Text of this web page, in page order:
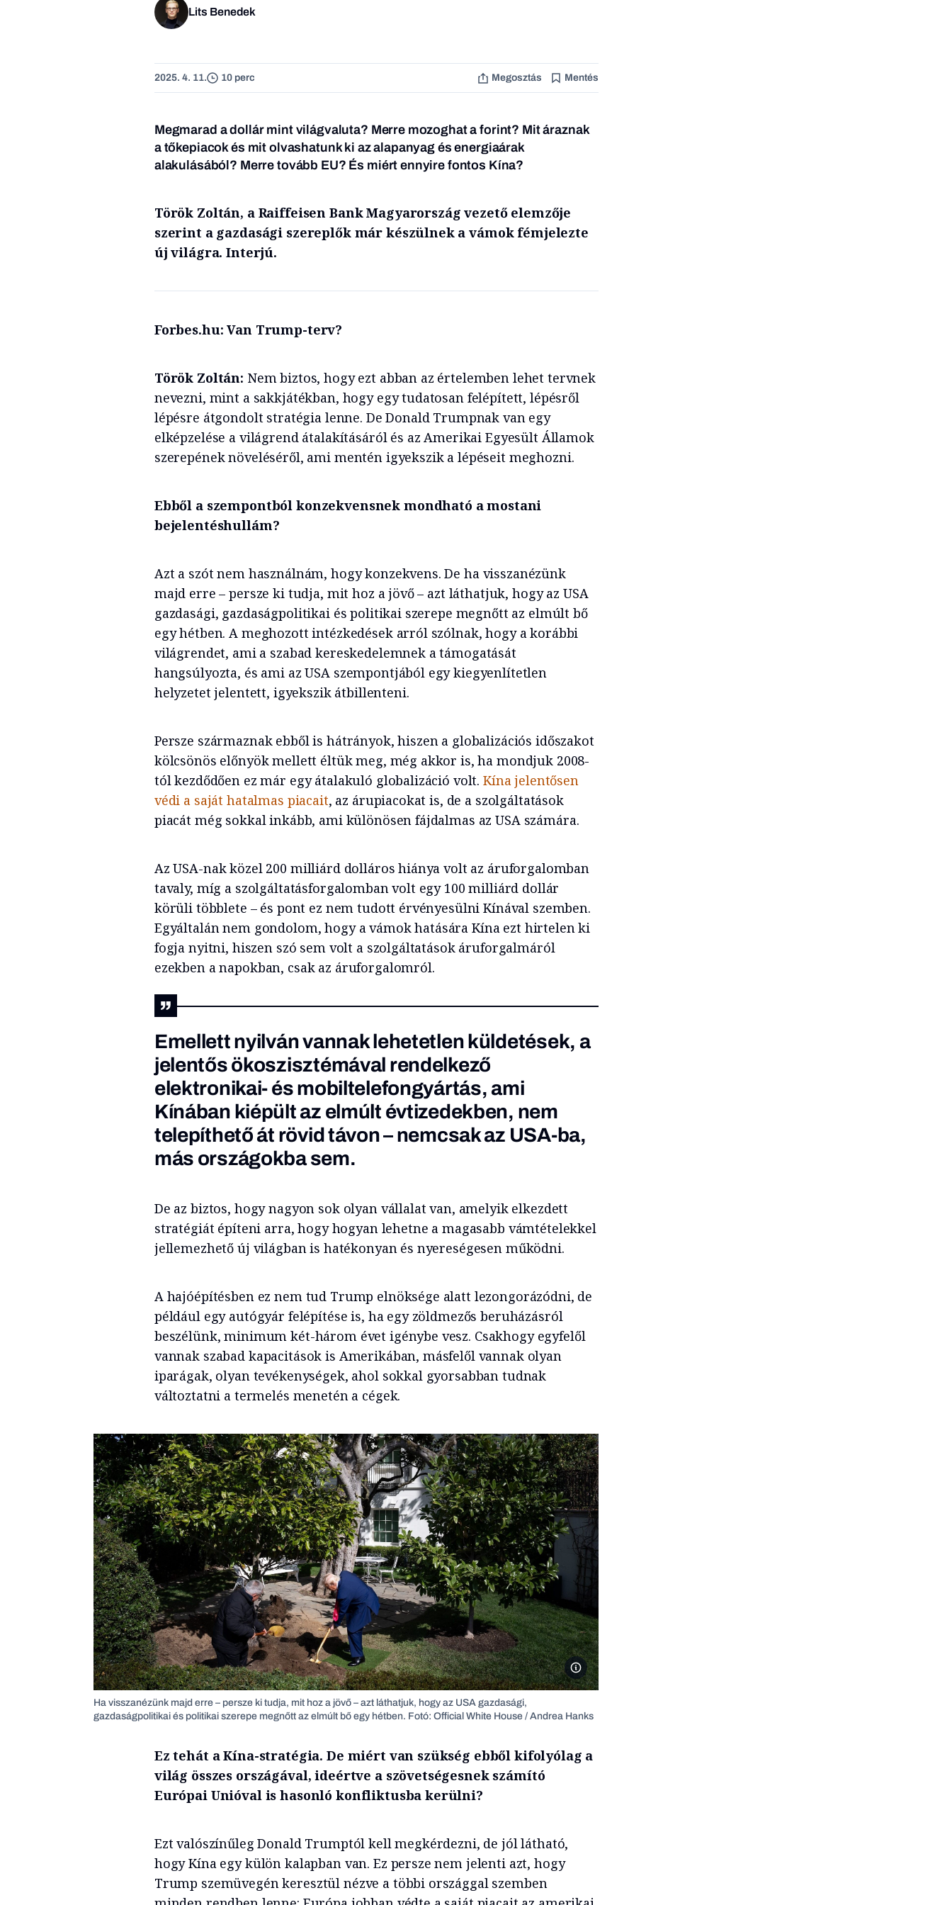
Lits Benedek
2025. 4. 11. 10 perc Megosztás Mentés
Megmarad a dollár mint világvaluta? Merre mozoghat a forint? Mit áraznak
a tőkepiacok és mit olvashatunk ki az alapanyag és energiaárak
alakulásából? Merre tovább EU? És miért ennyire fontos Kína?
Török Zoltán, a Raiffeisen Bank Magyarország vezető elemzője
szerint a gazdasági szereplők már készülnek a vámok fémjelezte
új világra. Interjú.
Forbes.hu: Van Trump-terv?
Török Zoltán: Nem biztos, hogy ezt abban az értelemben lehet tervnek
nevezni, mint a sakkjátékban, hogy egy tudatosan felépített, lépésről
lépésre átgondolt stratégia lenne. De Donald Trumpnak van egy
elképzelése a világrend átalakításáról és az Amerikai Egyesült Államok
szerepének növeléséről, ami mentén igyekszik a lépéseit meghozni.
Ebből a szempontból konzekvensnek mondható a mostani
bejelentéshullám?
Azt a szót nem használnám, hogy konzekvens. De ha visszanézünk
majd erre – persze ki tudja, mit hoz a jövő – azt láthatjuk, hogy az USA
gazdasági, gazdaságpolitikai és politikai szerepe megnőtt az elmúlt bő
egy hétben. A meghozott intézkedések arról szólnak, hogy a korábbi
világrendet, ami a szabad kereskedelemnek a támogatását
hangsúlyozta, és ami az USA szempontjából egy kiegyenlítetlen
helyzetet jelentett, igyekszik átbillenteni.
Persze származnak ebből is hátrányok, hiszen a globalizációs időszakot
kölcsönös előnyök mellett éltük meg, még akkor is, ha mondjuk 2008-
tól kezdődően ez már egy átalakuló globalizáció volt.Kína jelentősen
védi a saját hatalmas piacait, az árupiacokat is, de a szolgáltatások
piacát még sokkal inkább, ami különösen fájdalmas az USA számára.
Az USA-nak közel 200 milliárd dolláros hiánya volt az áruforgalomban
tavaly, míg a szolgáltatásforgalomban volt egy 100 milliárd dollár
körüli többlete – és pont ez nem tudott érvényesülni Kínával szemben.
Egyáltalán nem gondolom, hogy a vámok hatására Kína ezt hirtelen ki
fogja nyitni, hiszen szó sem volt a szolgáltatások áruforgalmáról
ezekben a napokban, csak az áruforgalomról.
Emellett nyilván vannak lehetetlen küldetések, a
jelentős ökoszisztémával rendelkező
elektronikai- és mobiltelefongyártás, ami
Kínában kiépült az elmúlt évtizedekben, nem
telepíthető át rövid távon – nemcsak az USA-ba,
más országokba sem.
De az biztos, hogy nagyon sok olyan vállalat van, amelyik elkezdett
stratégiát építeni arra, hogy hogyan lehetne a magasabb vámtételekkel
jellemezhető új világban is hatékonyan és nyereségesen működni.
A hajóépítésben ez nem tud Trump elnöksége alatt lezongorázódni, de
például egy autógyár felépítése is, ha egy zöldmezős beruházásról
beszélünk, minimum két-három évet igénybe vesz. Csakhogy egyfelől
vannak szabad kapacitások is Amerikában, másfelől vannak olyan
iparágak, olyan tevékenységek, ahol sokkal gyorsabban tudnak
változtatni a termelés menetén a cégek.
President Donald Trump and Dale Haney, superintendent of the White House Grounds,participate in a
Ha visszanézünk majd erre – persze ki tudja, mit hoz a jövő – azt láthatjuk, hogy az USA gazdasági,
gazdaságpolitikai és politikai szerepe megnőtt az elmúlt bő egy hétben. Fotó: Official White House / Andrea Hanks
Ez tehát a Kína-stratégia. De miért van szükség ebből kifolyólag a
világ összes országával, ideértve a szövetségesnek számító
Európai Unióval is hasonló konfliktusba kerülni?
Ezt valószínűleg Donald Trumptól kell megkérdezni, de jól látható,
hogy Kína egy külön kalapban van. Ez persze nem jelenti azt, hogy
Trump szemüvegén keresztül nézve a többi országgal szemben